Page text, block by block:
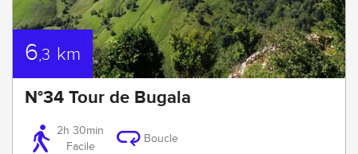
6,3 km
N°34 Tour de Bugala
2h 30min
Facile
Boucle